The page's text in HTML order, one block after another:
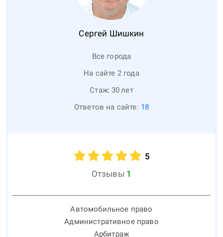
Сергей Шишкин
Все города
На сайте 2 года
Стаж: 30лет
Ответов на сайте: 18
5
Отзывы 1
Автомобильное право
Административное право
Арбитраж